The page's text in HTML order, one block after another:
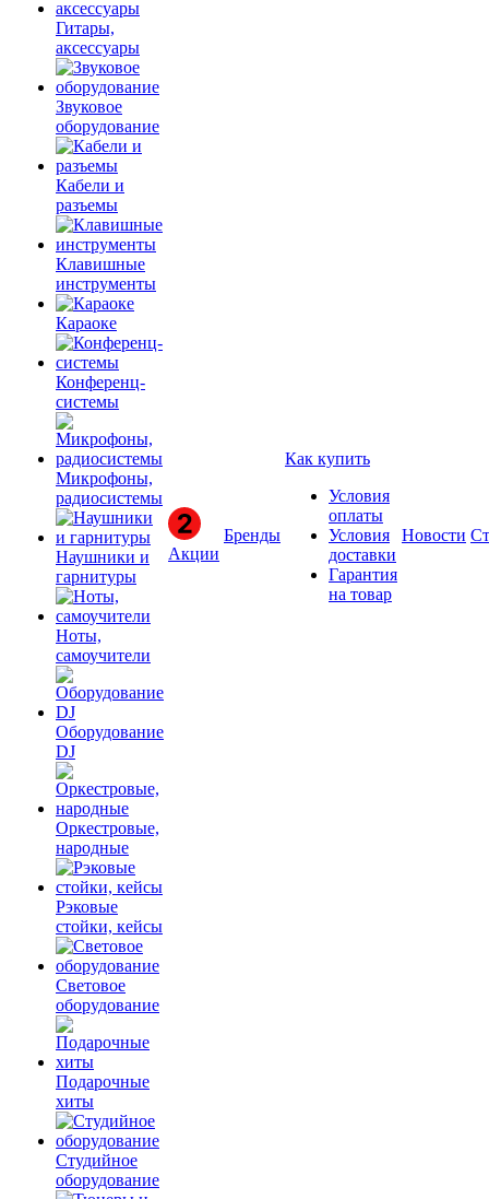
Гитары,
аксессуары
Звуковое
оборудование
Кабели и
разъемы
Клавишные
инструменты
Караоке
Конференц-
системы
Микрофоны,
радиосистемы
Наушники и
гарнитуры
Ноты,
самоучители
Оборудование
DJ
Оркестровые,
народные
Рэковые
стойки, кейсы
Световое
оборудование
Подарочные
хиты
Студийное
оборудование
Акции
Бренды
Как купить
Условия
оплаты
Условия
доставки
Гарантия
на товар
Новости